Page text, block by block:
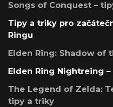
Songs of Conquest –
Tipy a triky pro
Ringu
Elden Ring: Shadow of
Elden Ring Nightreing
The Legend of Zelda:
tipy a triky